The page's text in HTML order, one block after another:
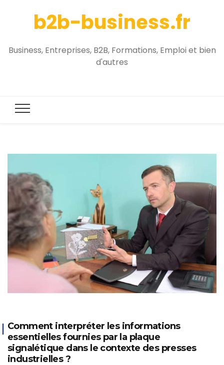
b2b-business.fr
Business, Entreprises, B2B, Formations, Emploi et bien
d'autres
Comment interpréter les informations
essentielles fournies par la plaque
signalétique dans le contexte des presses
industrielles ?